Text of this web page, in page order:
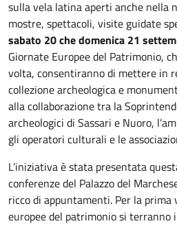
sulla vela latina aperti anche nella
mostre, spettacoli, visite guidate
sabato 20 che domenica 21
Giornate Europee del Patrimonio,
volta, consentiranno di mettere in
collezione archeologica e
alla collaborazione tra la
archeologici di Sassari e Nuoro,
gli operatori culturali e le
L’iniziativa è stata presentata
conferenze del Palazzo del
ricco di appuntamenti. Per la
europee del patrimonio si terranno